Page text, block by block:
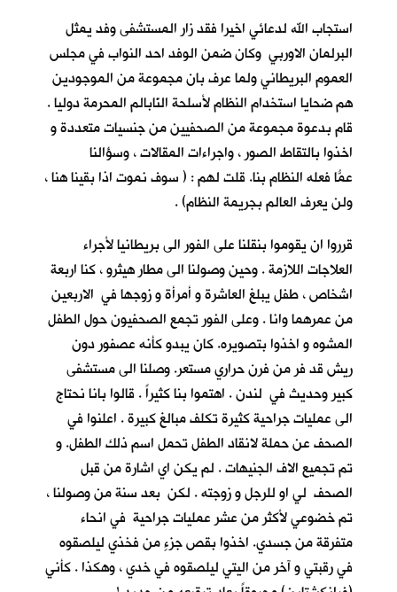
استجاب الله لدعائي اخيرا فقد زار المستشفى وفد يمثل
البرلمان الاوربي وكان ضمن الوفد احد النواب في مجلس
العموم البريطاني ولما عرف بان مجموعة من الموجودين
هم ضحايا استخدام النظام لأسلحة النّابالم المحرمة دوليا .
قام بدعوة مجموعة من الصحفيين من جنسيات متعددة و
اخذوا بالتقاط الصور ، واجراءات المقالات ، وسؤالنا
عمّا فعله النظام بنا. قلت ُلهم : ( سوف نموت اذا بقينا هنا ،
ولن يعرف العالم بجريمة النظام) .
قرروا ان يقوموا بنقلنا على الفور الى بريطانيا لأجراء
العلاجات اللازمة . وحين وصولنا الى مطار هيثرو ، كنا اربعة
اشخاص ، طفل يبلغ العاشرة و أمرأة و زوجها في الاربعين
من عمرهما وانا . وعلى الفور تجمع الصحفيون حول الطفل
المشوه و اخذوا بتصويره. كان يبدو كأنه عصفور دون
ريش قد فر من فرن حراري مستعر. وصلنا الى مستشفى
كبير وحديث في لندن . اهتموا بنا كثيراً . قالوا بانا نحتاج
الى عمليات جراحية كثيرة تكلف مبالغ كبيرة . اعلنوا في
الصحف عن حملة لانقاد الطفل تحمل اسم ذلك الطفل. و
تم تجميع الاف الجنيهات . لم يكن اي اشارة من قبل
الصحف لي او للرجل و زوجته . لكن بعد سنة من وصولنا ،
تم خضوعي لأكثر من عشر عمليات جراحية في انحاء
متفرقة من جسدي. اخذوا بقص جزءٍ من فخذي ليلصقوه
في رقبتي و آخر من اليتي ليلصقوه في خدي ، وهكذا . كأني